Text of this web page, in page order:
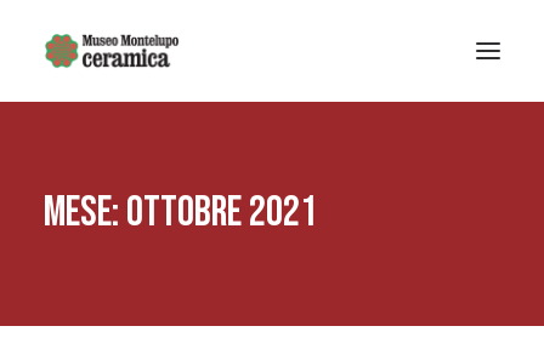
MUSEO DELLA CERAMICA
Arte Contemporanea
MESE: OTTOBRE 2021